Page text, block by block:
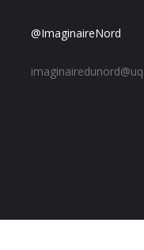
@ImaginaireNord